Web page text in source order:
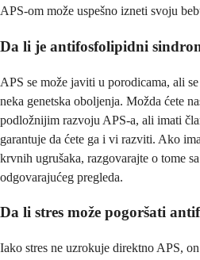
APS-om može uspešno izneti svoju
Da li je antifosfolipidni
APS se može javiti u porodicama, ali
neka genetska oboljenja. Možda ćete
podložnijim razvoju APS-a, ali imati
garantuje da ćete ga i vi razviti. Ako
krvnih ugrušaka, razgovarajte o tome
odgovarajućeg pregleda.
Da li stres može pogoršati
Iako stres ne uzrokuje direktno APS,